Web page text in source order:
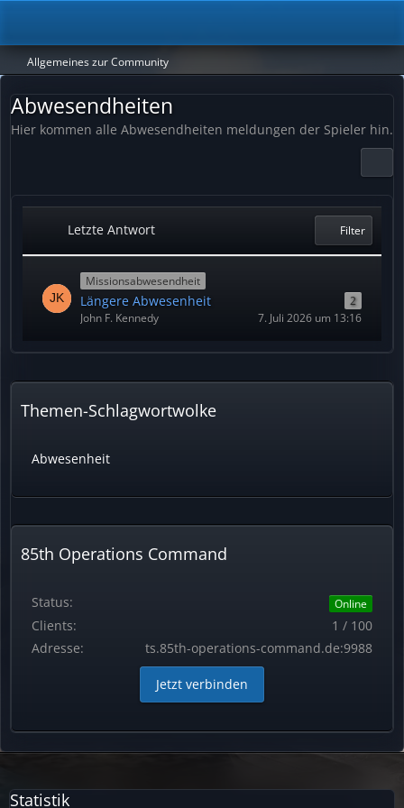
Allgemeines zur Community
Abwesendheiten
Hier kommen alle Abwesendheiten meldungen der Spieler hin.
Letzte Antwort Filter
Missionsabwesendheit
Längere Abwesenheit
2
John F. Kennedy
7. Juli 2026 um 13:16
Themen-Schlagwortwolke
Abwesenheit
85th Operations Command
Status: Online
Clients:
1 / 100
Adresse:
ts.85th-operations-command.de:9988
Jetzt verbinden
Statistik